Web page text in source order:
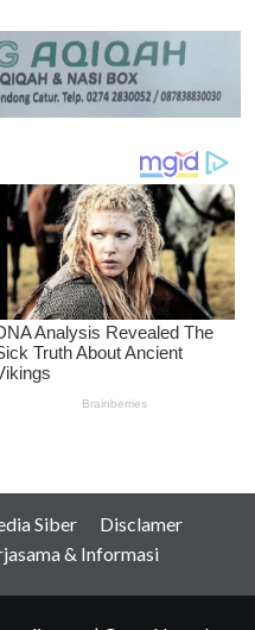
Siber
Disclamer
& Informasi